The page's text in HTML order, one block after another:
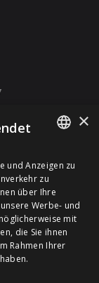
und bleiben Sie
FRENCH
×
und Anzeigen zu
zu
über Ihre
Werbe- und
mit
die Sie ihnen
Rahmen Ihrer